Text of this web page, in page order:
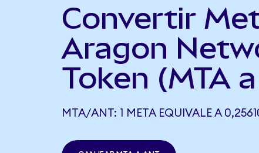
Convertir
Aragon
Token (MTA
MTA/ANT: 1 META EQUIVALE A